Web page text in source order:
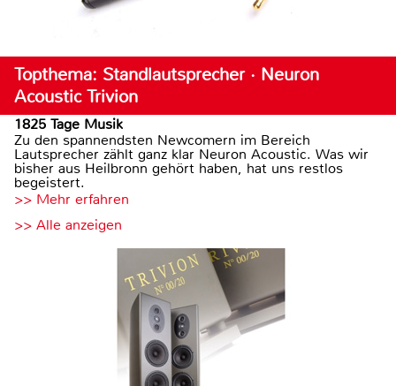
Topthema: Standlautsprecher · Neuron
Acoustic Trivion
1825 Tage Musik
Zu den spannendsten Newcomern im Bereich
Lautsprecher zählt ganz klar Neuron Acoustic. Was wir
bisher aus Heilbronn gehört haben, hat uns restlos
begeistert.
>> Mehr erfahren
>> Alle anzeigen